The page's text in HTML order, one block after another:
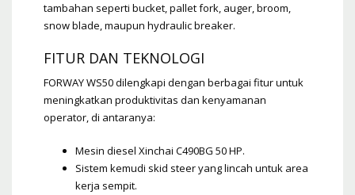
tambahan seperti bucket, pallet fork, auger, broom,
snow blade, maupun hydraulic breaker.
FITUR DAN TEKNOLOGI
FORWAY WS50 dilengkapi dengan berbagai fitur untuk
meningkatkan produktivitas dan kenyamanan
operator, di antaranya:
Mesin diesel Xinchai C490BG 50 HP.
Sistem kemudi skid steer yang lincah untuk area
kerja sempit.